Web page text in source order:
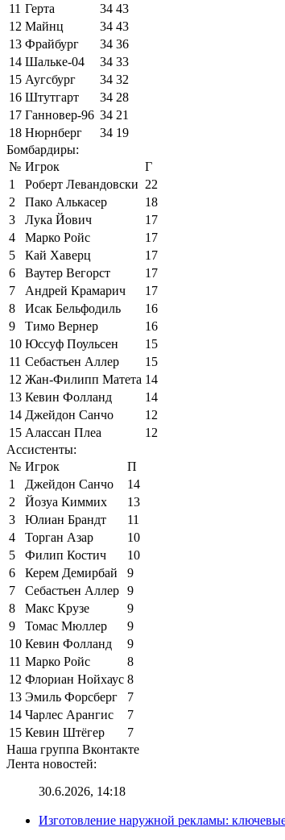
11 Герта 34 43
12 Майнц 34 43
13 Фрайбург 34 36
14 Шальке-04 34 33
15 Аугсбург 34 32
16 Штутгарт 34 28
17 Ганновер-96 34 21
18 Нюрнберг 34 19
Бомбардиры:
№ Игрок
Г
1
Роберт Левандовски 22
2
Пако Алькасер
18
3
Лука Йович
17
4
Марко Ройс
17
5
Кай Хаверц
17
6
Ваутер Вегорст
17
7
Андрей Крамарич
17
8
Исак Бельфодиль
16
9
Тимо Вернер
16
10 Юссуф Поульсен
15
11 Себастьен Аллер
15
12 Жан-Филипп Матета 14
13 Кевин Фолланд
14
14 Джейдон Санчо
12
15 Алассан Плеа
12
Ассистенты:
№ Игрок
П
1
Джейдон Санчо
14
2
Йозуа Киммих
13
3
Юлиан Брандт
11
4
Торган Азар
10
5
Филип Костич
10
6
Керем Демирбай
9
7
Себастьен Аллер 9
8
Макс Крузе
9
9
Томас Мюллер
9
10 Кевин Фолланд
9
11 Марко Ройс
8
12 Флориан Нойхаус 8
13 Эмиль Форсберг
7
14 Чарлес Арангис
7
15 Кевин Штёгер
7
Наша группа Вконтакте
Лента новостей:
30.6.2026, 14:18
Изготовление наружной рекламы: